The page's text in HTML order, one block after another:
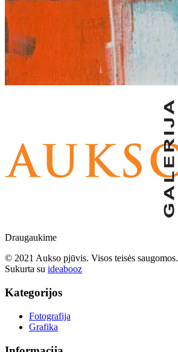
Draugaukime
© 2021 Aukso pjūvis. Visos teisės saugomos.
Sukurta su ideabooz
Kategorijos
Fotografija
Grafika